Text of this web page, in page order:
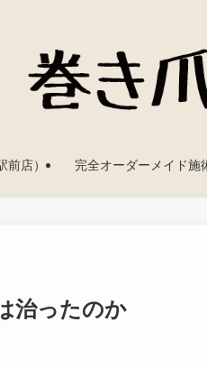
店） 完全オーダーメイド施
治ったのか